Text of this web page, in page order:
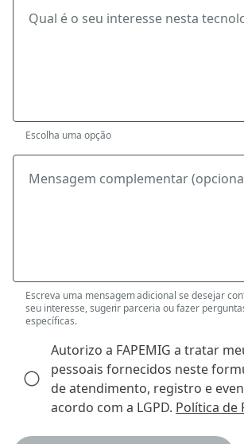
Qual é o seu interesse nesta
Escolha uma opção
Mensagem complementar
Escreva uma mensagem adicional se desejar
seu interesse, sugerir parceria ou fazer
específicas.
Autorizo a FAPEMIG a tratar
pessoais fornecidos neste
de atendimento, registro e
acordo com a LGPD. Política de